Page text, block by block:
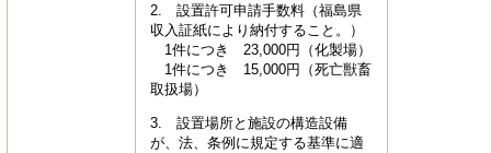
2. 設置許可申請手数料（福島県
収入証紙により納付すること。）
1件につき 23,000円（化製場）
1件につき 15,000円（死亡獣畜
取扱場）
3. 設置場所と施設の構造設備
が、法、条例に規定する基準に適